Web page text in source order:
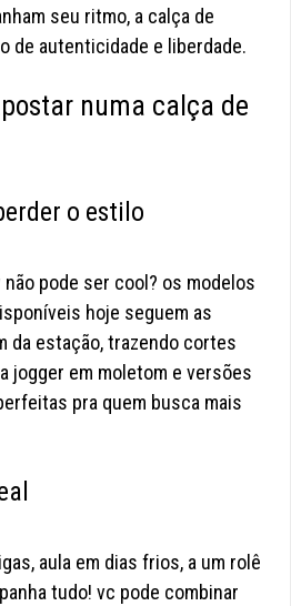
seu ritmo, a calça de
de autenticidade e liberdade.
numa calça de
o estilo
pode ser cool? os modelos
hoje seguem as
da estação, trazendo cortes
jogger em moletom e versões
pra quem busca mais
aula em dias frios, a um rolê
tudo! vc pode combinar